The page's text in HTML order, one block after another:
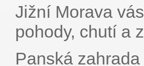
Jižní Morava
pohody, chutí a
Panská